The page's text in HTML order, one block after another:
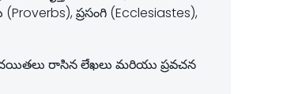
ప్రసంగి (Ecclesiastes),
రాసిన లేఖలు మరియు ప్రవచన